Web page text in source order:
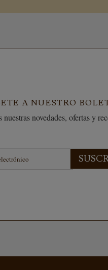
A NUESTRO
novedades, ofertas y